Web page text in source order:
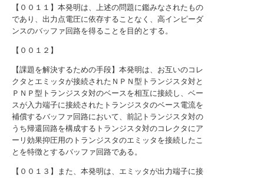
【００１１】本発明は、上述の問題に鑑みなされたもの
であり、出力点電圧に依存することなく、高インピーダ
ンスのバッファ回路を得ることを目的とする。
【００１２】
【課題を解決するための手段】本発明は、お互いのコレ
クタとエミッタが接続されたＮＰＮ型トランジスタ対と
ＰＮＰ型トランジスタ対のベースを相互に接続し、ベー
スが入力端子に接続されたトランジスタのベース電流を
補償するバッファ回路において、前記トランジスタ対の
うち帰還回路を構成するトランジスタ対のコレクタにア
ーリ効果抑圧用のトランジスタのエミッタを接続したこ
とを特徴とするバッファ回路である。
【００１３】また、本発明は、エミッタが出力端子に接